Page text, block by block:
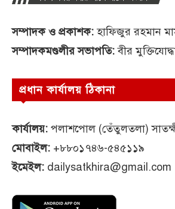
সম্পাদক ও প্রকাশক:হাফিজুর রহমান
সম্পাদকমণ্ডলীর সভাপতি:বীর
প্রধান কার্যালয় ঠিকানা
কার্যালয়: পলাশপোল (তেঁতুলতলা)
মোবাইল: +৮৮০১৭৪৬-৫৪৫১১৯
ইমেইল: dailysatkhira@gmail.com